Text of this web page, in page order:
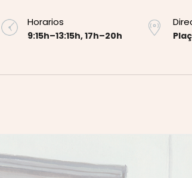
Horarios
9:15h–13:15h, 17h–20h